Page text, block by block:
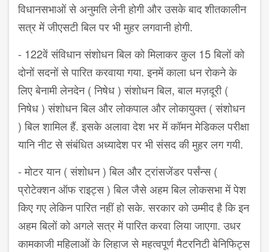
विधानसभाओं से अनुमति लेनी होगी और उसके बाद शीतकालीन
सत्र में जीएसटी बिल पर भी मुहर लगवानी होगी.
- 122वें संविधान संशोधन बिल को मिलाकर कुल 15 बिलों को
दोनों सदनों से पारित करवाया गया. इनमें काला धन रोकने के
लिए बेनामी लेनदेन ( निषेध ) संशोधन बिल, बाल मज़दूरी (
निषेध ) संशोधन बिल और लोकपाल और लोकायुक्त ( संशोधन
) बिल शामिल हैं. इसके अलावा देश भर में कॉमन मेडिकल परीक्षा
यानि नीट से संबंधित अध्यादेश पर भी संसद की मुहर लग गयी.
- मोटर यान ( संशोधन ) बिल और ट्रांसजेंडर पर्संन्स (
प्रोटेक्शन ऑफ राइट्स ) बिल जैसे अहम बिल लोकसभा में पेश
किए गए लेकिन पारित नहीं हो सके. सरकार को उम्मीद है कि इन
अहम बिलों को अगले सत्र में पारित करवा लिया जाएगा. उधर
कामकाजी महिलाओं के लिहाज से महत्वपूर्ण मैटरनिटी बेनिफिट्स